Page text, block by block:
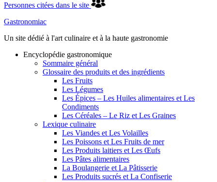
Personnes citées dans le site
Gastronomiac
Un site dédié à l'art culinaire et à la haute gastronomie
Encyclopédie gastronomique
Sommaire général
Glossaire des produits et des ingrédients
Les Fruits
Les Légumes
Les Épices – Les Huiles alimentaires et Les
Condiments
Les Céréales – Le Riz et Les Graines
Lexique culinaire
Les Viandes et Les Volailles
Les Poissons et Les Fruits de mer
Les Produits laitiers et Les Œufs
Les Pâtes alimentaires
La Boulangerie et La Pâtisserie
Les Produits sucrés et La Confiserie